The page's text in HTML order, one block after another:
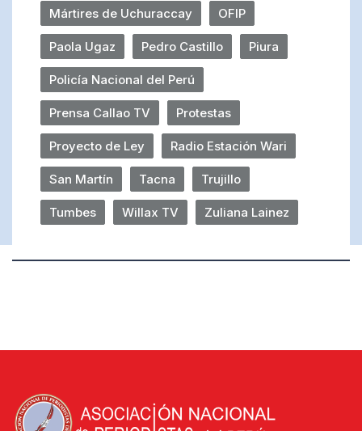
Mártires de Uchuraccay OFIP
Paola Ugaz Pedro Castillo Piura
Policía Nacional del Perú
Prensa Callao TV Protestas
Proyecto de Ley Radio Estación Wari
San Martín Tacna Trujillo
Tumbes Willax TV Zuliana Lainez